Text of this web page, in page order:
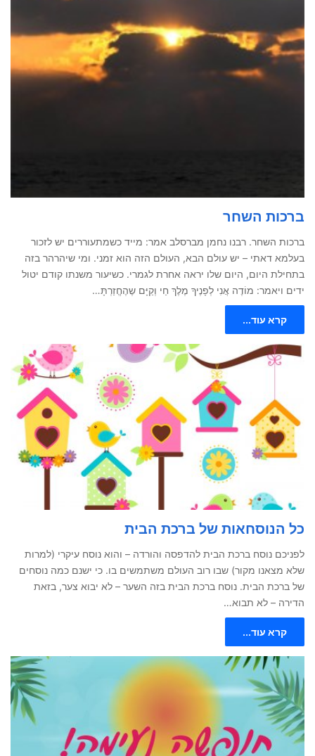
ברכות השחר
ברכות השחר. רבנו נחמן מברסלב אמר: מייד כשמתעוררים יש לזכור
בעלמא דאתי – יש עולם הבא, העולם הזה הוא זמני. ומי שיהרהר בזה
בתחילת היום, היום שלו יראה אחרת לגמרי. כשיעור משנתו קודם יטול
ידים ויאמר: מוֹדֶה אֲנִי לְפָנֶיךָ מֶלֶךְ חַי וְקַיָּם שֶהֶחֱזַרְתָּ…
קרא עוד...
כל הנוסחאות של ברכת הבית
לפניכם נוסח ברכת הבית להדפסה והורדה – והוא נוסח עיקרי (למרות
שלא מצאנו מקור) שבו רוב העולם משתמשים בו. כי ישנם כמה נוסחים
של ברכת הבית. נוסח ברכת הבית בזה השער – לא יבוא צער, בזאת
הדירה – לא תבוא…
קרא עוד...